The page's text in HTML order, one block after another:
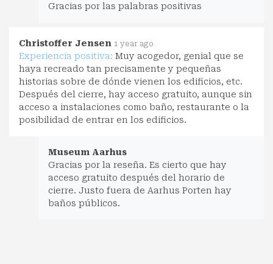
Gracias por las palabras positivas
Christoffer Jensen 1 year ago
Experiencia positiva: Muy acogedor, genial que se
haya recreado tan precisamente y pequeñas
historias sobre de dónde vienen los edificios, etc.
Después del cierre, hay acceso gratuito, aunque sin
acceso a instalaciones como baño, restaurante o la
posibilidad de entrar en los edificios.
Museum Aarhus
Gracias por la reseña. Es cierto que hay
acceso gratuito después del horario de
cierre. Justo fuera de Aarhus Porten hay
baños públicos.